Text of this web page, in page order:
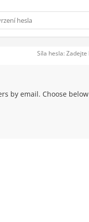
Síla hesla: Zadejte
by email. Choose